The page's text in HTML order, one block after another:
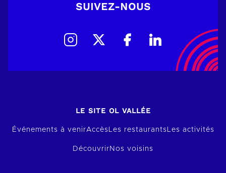
SUIVEZ-NOUS
LE SITE OL VALLÉE
Événements à venirAccèsLes restaurantsLes activités
Découvrir Nos voisins